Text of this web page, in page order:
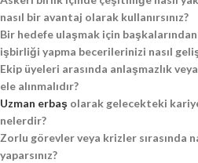
nasıl bir avantaj olarak kullanırsınız?
Bir hedefe ulaşmak için başkalarından
işbirliği yapma becerilerinizi nasıl
Ekip üyeleri arasında anlaşmazlık
ele alınmalıdır?
Uzman erbaş olarak gelecekteki
nelerdir?
Zorlu görevler veya krizler sırasında
yaparsınız?